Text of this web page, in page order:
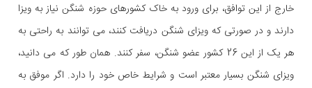
خارج از این توافق، برای ورود به خاک کشورهای حوزه شنگن نیاز به ویزا
دارند و در صورتی که ویزای شنگن دریافت کنند، می توانند به راحتی به
هر یک از این 26 کشور عضو شنگن، سفر کنند. همان طور که می دانید،
ویزای شنگن بسیار معتبر است و شرایط خاص خود را دارد. اگر موفق به